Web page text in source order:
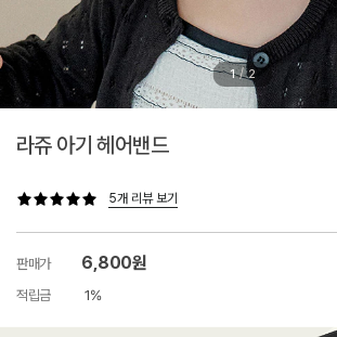
1 / 2
라쥬 아기 헤어밴드
5개 리뷰 보기
판매가 6,800원
적립금 1%